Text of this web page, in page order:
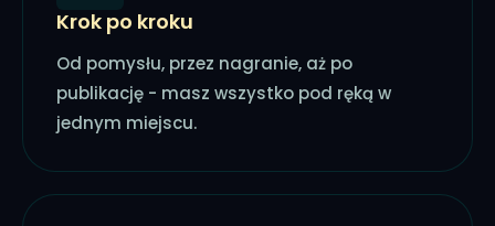
Krok po kroku
Od pomysłu, przez nagranie, aż po
publikację - masz wszystko pod ręką w
jednym miejscu.